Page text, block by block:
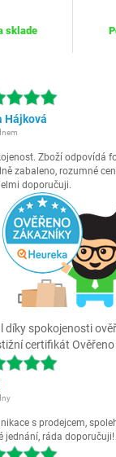
sklade
Hájková
Zboží odpovídá
zabaleno, rozumné
doporučuji.
díky spokojenosti
certifikát
s prodejcem,
jednání, ráda doporučuji!